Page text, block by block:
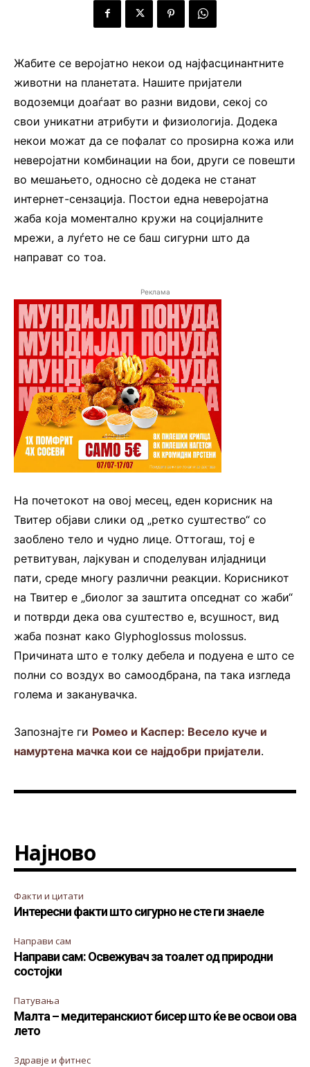
Жабите се веројатно некои од најфасцинантните
животни на планетата. Нашите пријатели
водоземци доаѓаат во разни видови, секој со
свои уникатни атрибути и физиологија. Додека
некои можат да се пофалат со проѕирна кожа или
неверојатни комбинации на бои, други се повешти
во мешањето, односно сè додека не станат
интернет-сензација. Постои една неверојатна
жаба која моментално кружи на социјалните
мрежи, а луѓето не се баш сигурни што да
направат со тоа.
Реклама
На почетокот на овој месец, еден корисник на
Твитер објави слики од „ретко суштество“ со
заоблено тело и чудно лице. Оттогаш, тој е
ретвитуван, лајкуван и споделуван илјадници
пати, среде многу различни реакции. Корисникот
на Твитер е „биолог за заштита опседнат со жаби“
и потврди дека ова суштество е, всушност, вид
жаба познат како Glyphoglossus molossus.
Причината што е толку дебела и подуена е што се
полни со воздух во самоодбрана, па така изгледа
голема и заканувачка.
Запознајте ги Ромео и Каспер: Весело куче и
намуртена мачка кои се најдобри пријатели.
Најново
Факти и цитати
Интересни факти што сигурно не сте ги знаеле
Направи сам
Направи сам: Освежувач за тоалет од природни
состојки
Патувања
Малта – медитеранскиот бисер што ќе ве освои ова
лето
Здравје и фитнес